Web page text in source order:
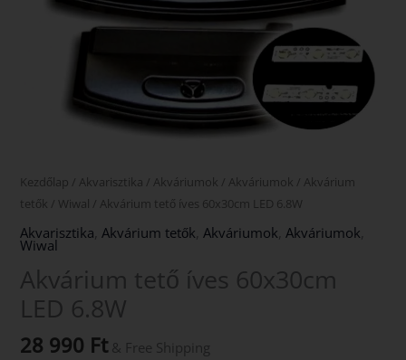
Kezdőlap / Akvarisztika / Akváriumok / Akváriumok / Akvárium
tetők / Wiwal / Akvárium tető íves 60x30cm LED 6.8W
Akvarisztika Akvárium tetők Akváriumok Akváriumok
Wiwal
Akvárium tető íves 60x30cm
LED 6.8W
28 990 Ft & Free Shipping